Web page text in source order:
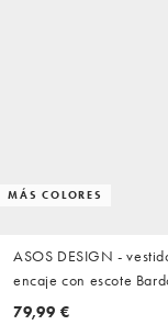
MÁS COLORES
ASOS DESIGN -
encaje con escote
manga larga en menta
79,99 €